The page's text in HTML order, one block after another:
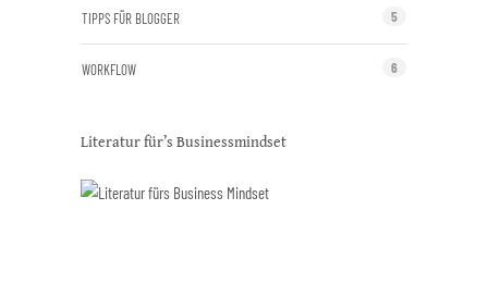
TIPPS FÜR BLOGGER 5
WORKFLOW 6
Literatur für’s Businessmindset